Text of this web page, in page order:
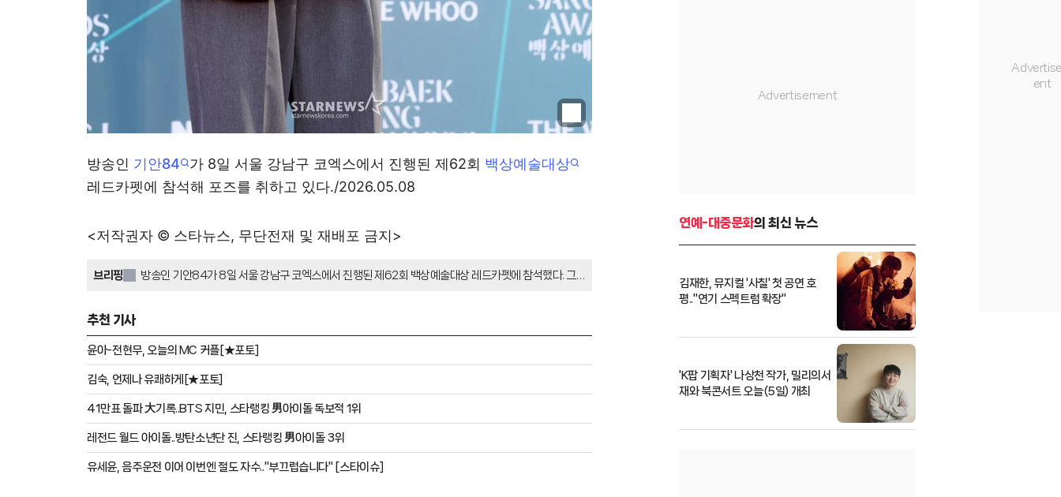
방송인 기안84 가 8일 서울 강남구 코엑스에서 진행된 제62회 백상예술대상
레드카펫에 참석해 포즈를 취하고 있다./2026.05.08
<저작권자 © 스타뉴스, 무단전재 및 재배포 금지>
브리핑
방송인 기안84가 8일 서울 강남구 코엑스에서 진행된 제62회 백상예술대상 레드카펫에 참석했다. 그는
추천 기사
윤아-전현무, 오늘의 MC 커플[★포토]
김숙, 언제나 유쾌하게[★포토]
41만표 돌파 大기록..BTS 지민, 스타랭킹 男아이돌 독보적 1위
레전드 월드 아이돌..방탄소년단 진, 스타랭킹 男아이돌 3위
유세윤, 음주운전 이어 이번엔 절도 자수.."부끄럽습니다" [스타이슈]
연예-대중문화의 최신 뉴스
김재한, 뮤지컬 '사칠' 첫 공연 호
평.."연기 스펙트럼 확장"
'K팝 기획자' 나상천 작가, 밀리의서
재와 북콘서트 오늘(5일) 개최